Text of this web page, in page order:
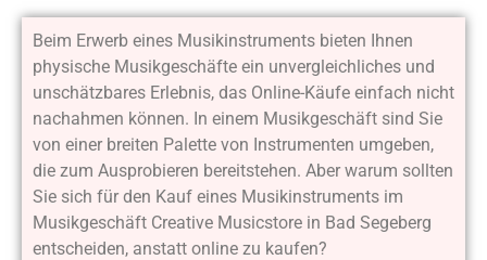
Beim Erwerb eines Musikinstruments bieten Ihnen
physische Musikgeschäfte ein unvergleichliches und
unschätzbares Erlebnis, das Online-Käufe einfach nicht
nachahmen können. In einem Musikgeschäft sind Sie
von einer breiten Palette von Instrumenten umgeben,
die zum Ausprobieren bereitstehen. Aber warum sollten
Sie sich für den Kauf eines Musikinstruments im
Musikgeschäft Creative Musicstore in Bad Segeberg
entscheiden, anstatt online zu kaufen?